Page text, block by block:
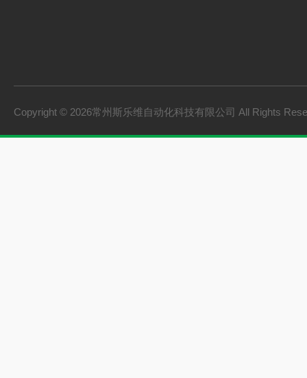
Copyright © 2026常州斯乐维自动化科技有限公司 All Rights